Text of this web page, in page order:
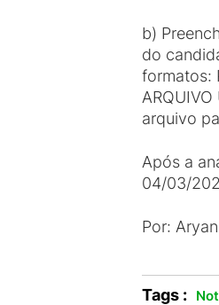
b)
do
formatos:
arquivo
Após a
04/03/
Por:
Tags :